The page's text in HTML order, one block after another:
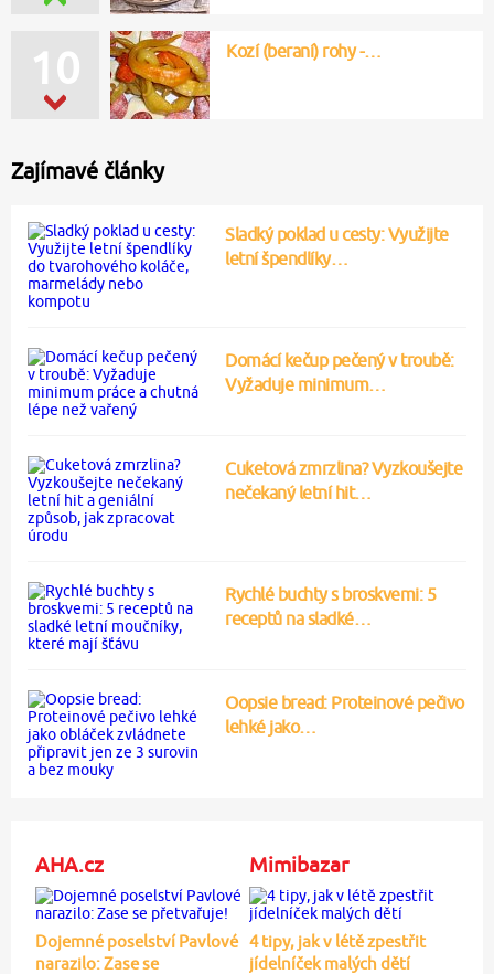
10 Kozí (beraní) rohy -…
Zajímavé články
Sladký poklad u cesty: Využijte
letní špendlíky…
Domácí kečup pečený v troubě:
Vyžaduje minimum…
Cuketová zmrzlina? Vyzkoušejte
nečekaný letní hit…
Rychlé buchty s broskvemi: 5
receptů na sladké…
Oopsie bread: Proteinové pečivo
lehké jako…
AHA.cz
Dojemné poselství Pavlové
narazilo: Zase se
Mimibazar
4 tipy, jak v létě zpestřit
jídelníček malých dětí